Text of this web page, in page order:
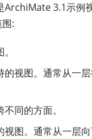
ArchiMate 3.1示例
:
视图。通常从一
同的方面。
视图。通常从一层